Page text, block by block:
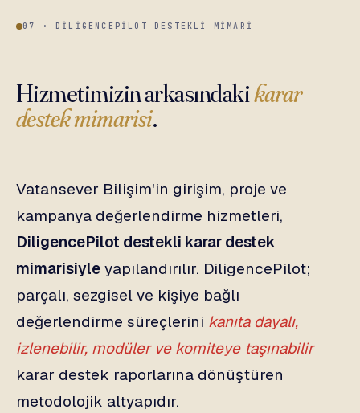
07 · DILIGENCEPILOT DESTEKLI MIMARI
Hizmetimizin arkasındakikarar
destek mimarisi.
Vatansever Bilişim'in girişim, proje ve
kampanya değerlendirme hizmetleri,
DiligencePilot destekli karar destek
mimarisiyle yapılandırılır. DiligencePilot;
parçalı, sezgisel ve kişiye bağlı
değerlendirme süreçlerini kanıta dayalı,
izlenebilir, modüler ve komiteye taşınabilir
karar destek raporlarına dönüştüren
metodolojik altyapıdır.